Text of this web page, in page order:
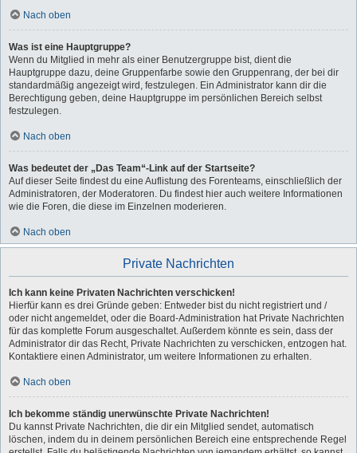
Nach oben
Was ist eine Hauptgruppe?
Wenn du Mitglied in mehr als einer Benutzergruppe bist, dient die
Hauptgruppe dazu, deine Gruppenfarbe sowie den Gruppenrang, der bei dir
standardmäßig angezeigt wird, festzulegen. Ein Administrator kann dir die
Berechtigung geben, deine Hauptgruppe im persönlichen Bereich selbst
festzulegen.
Nach oben
Was bedeutet der „Das Team“-Link auf der Startseite?
Auf dieser Seite findest du eine Auflistung des Forenteams, einschließlich der
Administratoren, der Moderatoren. Du findest hier auch weitere Informationen
wie die Foren, die diese im Einzelnen moderieren.
Nach oben
Private Nachrichten
Ich kann keine Privaten Nachrichten verschicken!
Hierfür kann es drei Gründe geben: Entweder bist du nicht registriert und /
oder nicht angemeldet, oder die Board-Administration hat Private Nachrichten
für das komplette Forum ausgeschaltet. Außerdem könnte es sein, dass der
Administrator dir das Recht, Private Nachrichten zu verschicken, entzogen hat.
Kontaktiere einen Administrator, um weitere Informationen zu erhalten.
Nach oben
Ich bekomme ständig unerwünschte Private Nachrichten!
Du kannst Private Nachrichten, die dir ein Mitglied sendet, automatisch
löschen, indem du in deinem persönlichen Bereich eine entsprechende Regel